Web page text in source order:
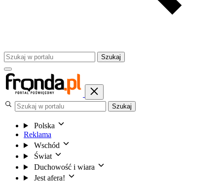
Szukaj
Szukaj
Polska
Reklama
Wschód
Świat
Duchowość i wiara
Jest afera!